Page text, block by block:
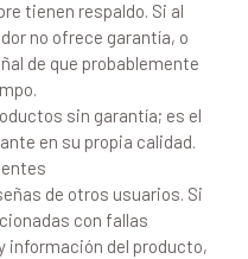
tienen respaldo. Si al
no ofrece garantía, o
de que probablemente
sin garantía; es el
en su propia calidad.
de otros usuarios. Si
con fallas
información del producto,